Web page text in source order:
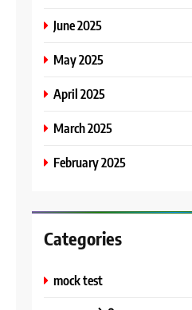
June 2025
May 2025
April 2025
March 2025
February 2025
Categories
mock test